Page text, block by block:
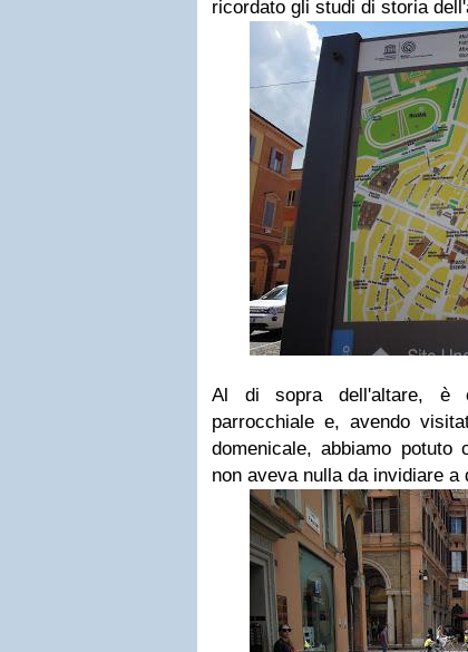
ricordato gli studi di storia
Al di sopra dell'altare, è
parrocchiale e, avendo
domenicale, abbiamo
non aveva nulla da invidiare